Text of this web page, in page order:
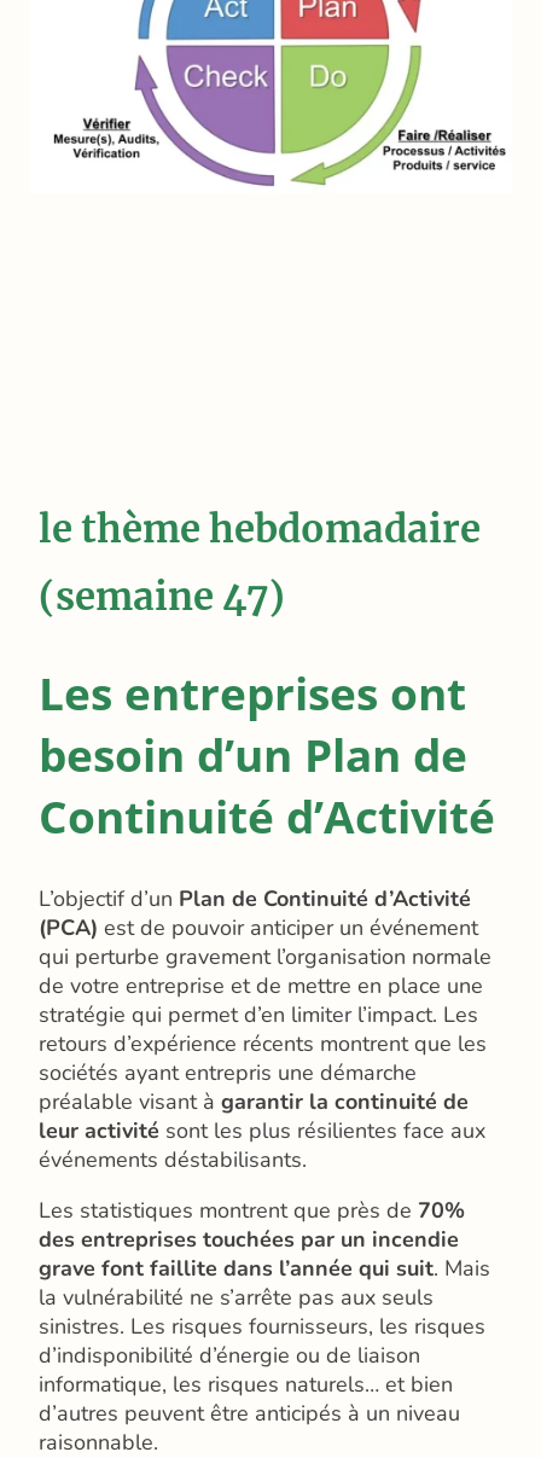
le thème hebdomadaire
(semaine 47)
Les entreprises ont
besoin d’un Plan de
Continuité d’Activité
L’objectif d’un Plan de Continuité d’Activité
(PCA) est de pouvoir anticiper un événement
qui perturbe gravement l’organisation normale
de votre entreprise et de mettre en place une
stratégie qui permet d’en limiter l’impact. Les
retours d’expérience récents montrent que les
sociétés ayant entrepris une démarche
préalable visant à garantir la continuité de
leur activité sont les plus résilientes face aux
événements déstabilisants.
Les statistiques montrent que près de 70%
des entreprises touchées par un incendie
grave font faillite dans l’année qui suit. Mais
la vulnérabilité ne s’arrête pas aux seuls
sinistres. Les risques fournisseurs, les risques
d’indisponibilité d’énergie ou de liaison
informatique, les risques naturels… et bien
d’autres peuvent être anticipés à un niveau
raisonnable.